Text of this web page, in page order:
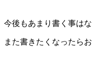
今後もあまり書く事は
また書きたくなったら